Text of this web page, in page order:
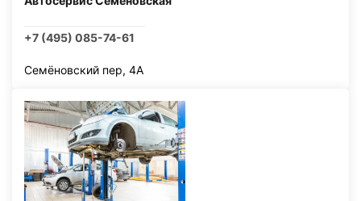
+7 (495) 085-74-61
Семёновский пер, 4А